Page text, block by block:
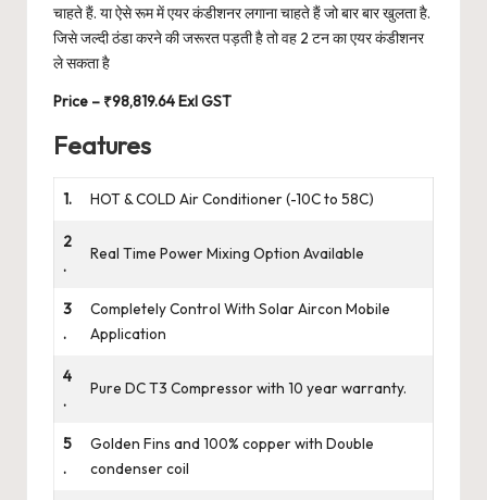
चाहते हैं. या ऐसे रूम में एयर कंडीशनर लगाना चाहते हैं जो बार बार खुलता है.
जिसे जल्दी ठंडा करने की जरूरत पड़ती है तो वह 2 टन का एयर कंडीशनर
ले सकता है
Price – ₹98,819.64 Exl GST
Features
1. HOT & COLD Air Conditioner (-10C to 58C)
2
.
Real Time Power Mixing Option Available
3
.
Completely Control With Solar Aircon Mobile
Application
4
.
Pure DC T3 Compressor with 10 year warranty.
5
.
Golden Fins and 100% copper with Double
condenser coil